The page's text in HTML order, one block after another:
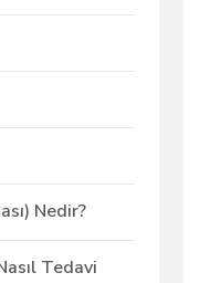
Nedir?
Tedavi